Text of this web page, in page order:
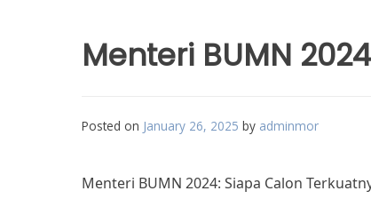
Menteri BUMN
Posted on January 26, 2025 by adminmor
Menteri BUMN 2024: Siapa Calon